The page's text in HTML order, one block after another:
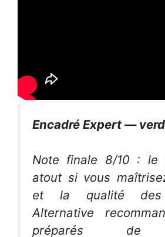
Encadré Expert —
Note finale 8/10 : le
atout si vous
et la qualité des
Alternative
préparés de